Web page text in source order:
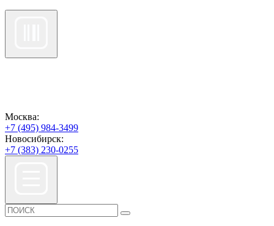
Москва:
+7 (495) 984-3499
Новосибирск:
+7 (383) 230-0255